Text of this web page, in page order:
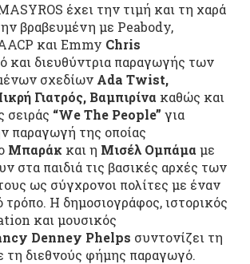
έχει την τιμή και τη χαρά
βραβευμένη με Peabody,
και Emmy Chris
και διευθύντρια παραγωγής των
σχεδίων Ada Twist,
Γιατρός, Βαμπιρίνα καθώς και
σειράς “We The People” για
παραγωγή της οποίας
Μπαράκ και η Μισέλ Ομπάμα με
στα παιδιά τις βασικές αρχές των
ως σύγχρονοι πολίτες με έναν
τρόπο. Η δημοσιογράφος, ιστορικός
και μουσικός
Denney Phelps συντονίζει τη
τη διεθνούς φήμης παραγωγό.